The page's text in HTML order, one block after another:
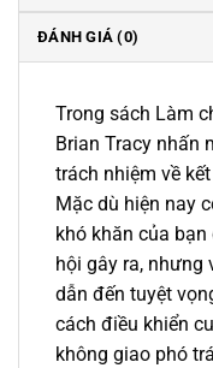
ĐÁNH GIÁ (0)
Trong sách Làm
Brian Tracy nhấn
trách nhiệm về
Mặc dù hiện nay
khó khăn của
hội gây ra, nhưng
dẫn đến tuyệt
cách điều khiển
không giao phó